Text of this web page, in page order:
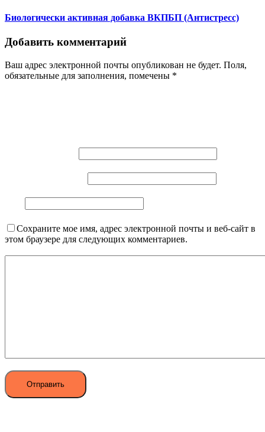
Биологически активная добавка ВКПБП (Антистресс)
Добавить комментарий
Ваш адрес электронной почты опубликован не будет. Поля,
обязательные для заполнения, помечены *
Сохраните мое имя, адрес электронной почты и веб-сайт в
этом браузере для следующих комментариев.